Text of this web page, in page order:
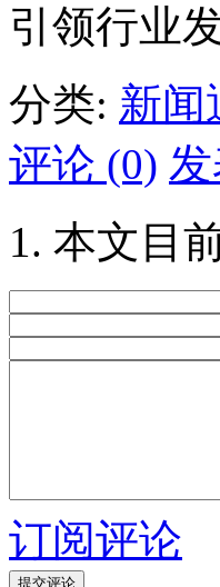
引领行业
分类: 新闻
评论 (0)
本文目
订阅评论